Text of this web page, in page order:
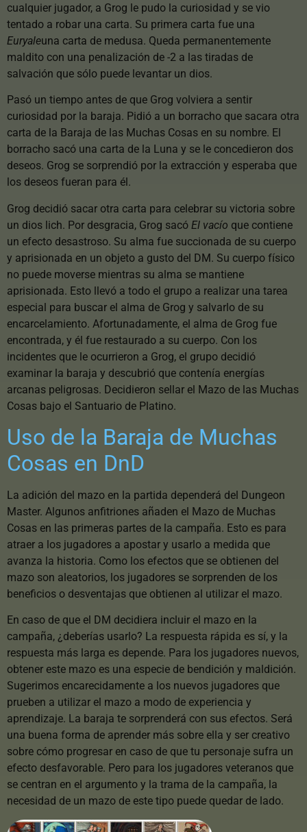
cualquier jugador, a Grog le pudo la curiosidad y se vio
tentado a robar una carta. Su primera carta fue una
Euryaleuna carta de medusa. Queda permanentemente
maldito con una penalización de -2 a las tiradas de
salvación que sólo puede levantar un dios.
Pasó un tiempo antes de que Grog volviera a sentir
curiosidad por la baraja. Pidió a un borracho que sacara otra
carta de la Baraja de las Muchas Cosas en su nombre. El
borracho sacó una carta de la Luna y se le concedieron dos
deseos. Grog se sorprendió por la extracción y esperaba que
los deseos fueran para él.
Grog decidió sacar otra carta para celebrar su victoria sobre
un dios lich. Por desgracia, Grog sacó El vacío que contiene
un efecto desastroso. Su alma fue succionada de su cuerpo
y aprisionada en un objeto a gusto del DM. Su cuerpo físico
no puede moverse mientras su alma se mantiene
aprisionada. Esto llevó a todo el grupo a realizar una tarea
especial para buscar el alma de Grog y salvarlo de su
encarcelamiento. Afortunadamente, el alma de Grog fue
encontrada, y él fue restaurado a su cuerpo. Con los
incidentes que le ocurrieron a Grog, el grupo decidió
examinar la baraja y descubrió que contenía energías
arcanas peligrosas. Decidieron sellar el Mazo de las Muchas
Cosas bajo el Santuario de Platino.
Uso de la Baraja de Muchas
Cosas en DnD
La adición del mazo en la partida dependerá del Dungeon
Master. Algunos anfitriones añaden el Mazo de Muchas
Cosas en las primeras partes de la campaña. Esto es para
atraer a los jugadores a apostar y usarlo a medida que
avanza la historia. Como los efectos que se obtienen del
mazo son aleatorios, los jugadores se sorprenden de los
beneficios o desventajas que obtienen al utilizar el mazo.
En caso de que el DM decidiera incluir el mazo en la
campaña, ¿deberías usarlo? La respuesta rápida es sí, y la
respuesta más larga es depende. Para los jugadores nuevos,
obtener este mazo es una especie de bendición y maldición.
Sugerimos encarecidamente a los nuevos jugadores que
prueben a utilizar el mazo a modo de experiencia y
aprendizaje. La baraja te sorprenderá con sus efectos. Será
una buena forma de aprender más sobre ella y ser creativo
sobre cómo progresar en caso de que tu personaje sufra un
efecto desfavorable. Pero para los jugadores veteranos que
se centran en el argumento y la trama de la campaña, la
necesidad de un mazo de este tipo puede quedar de lado.